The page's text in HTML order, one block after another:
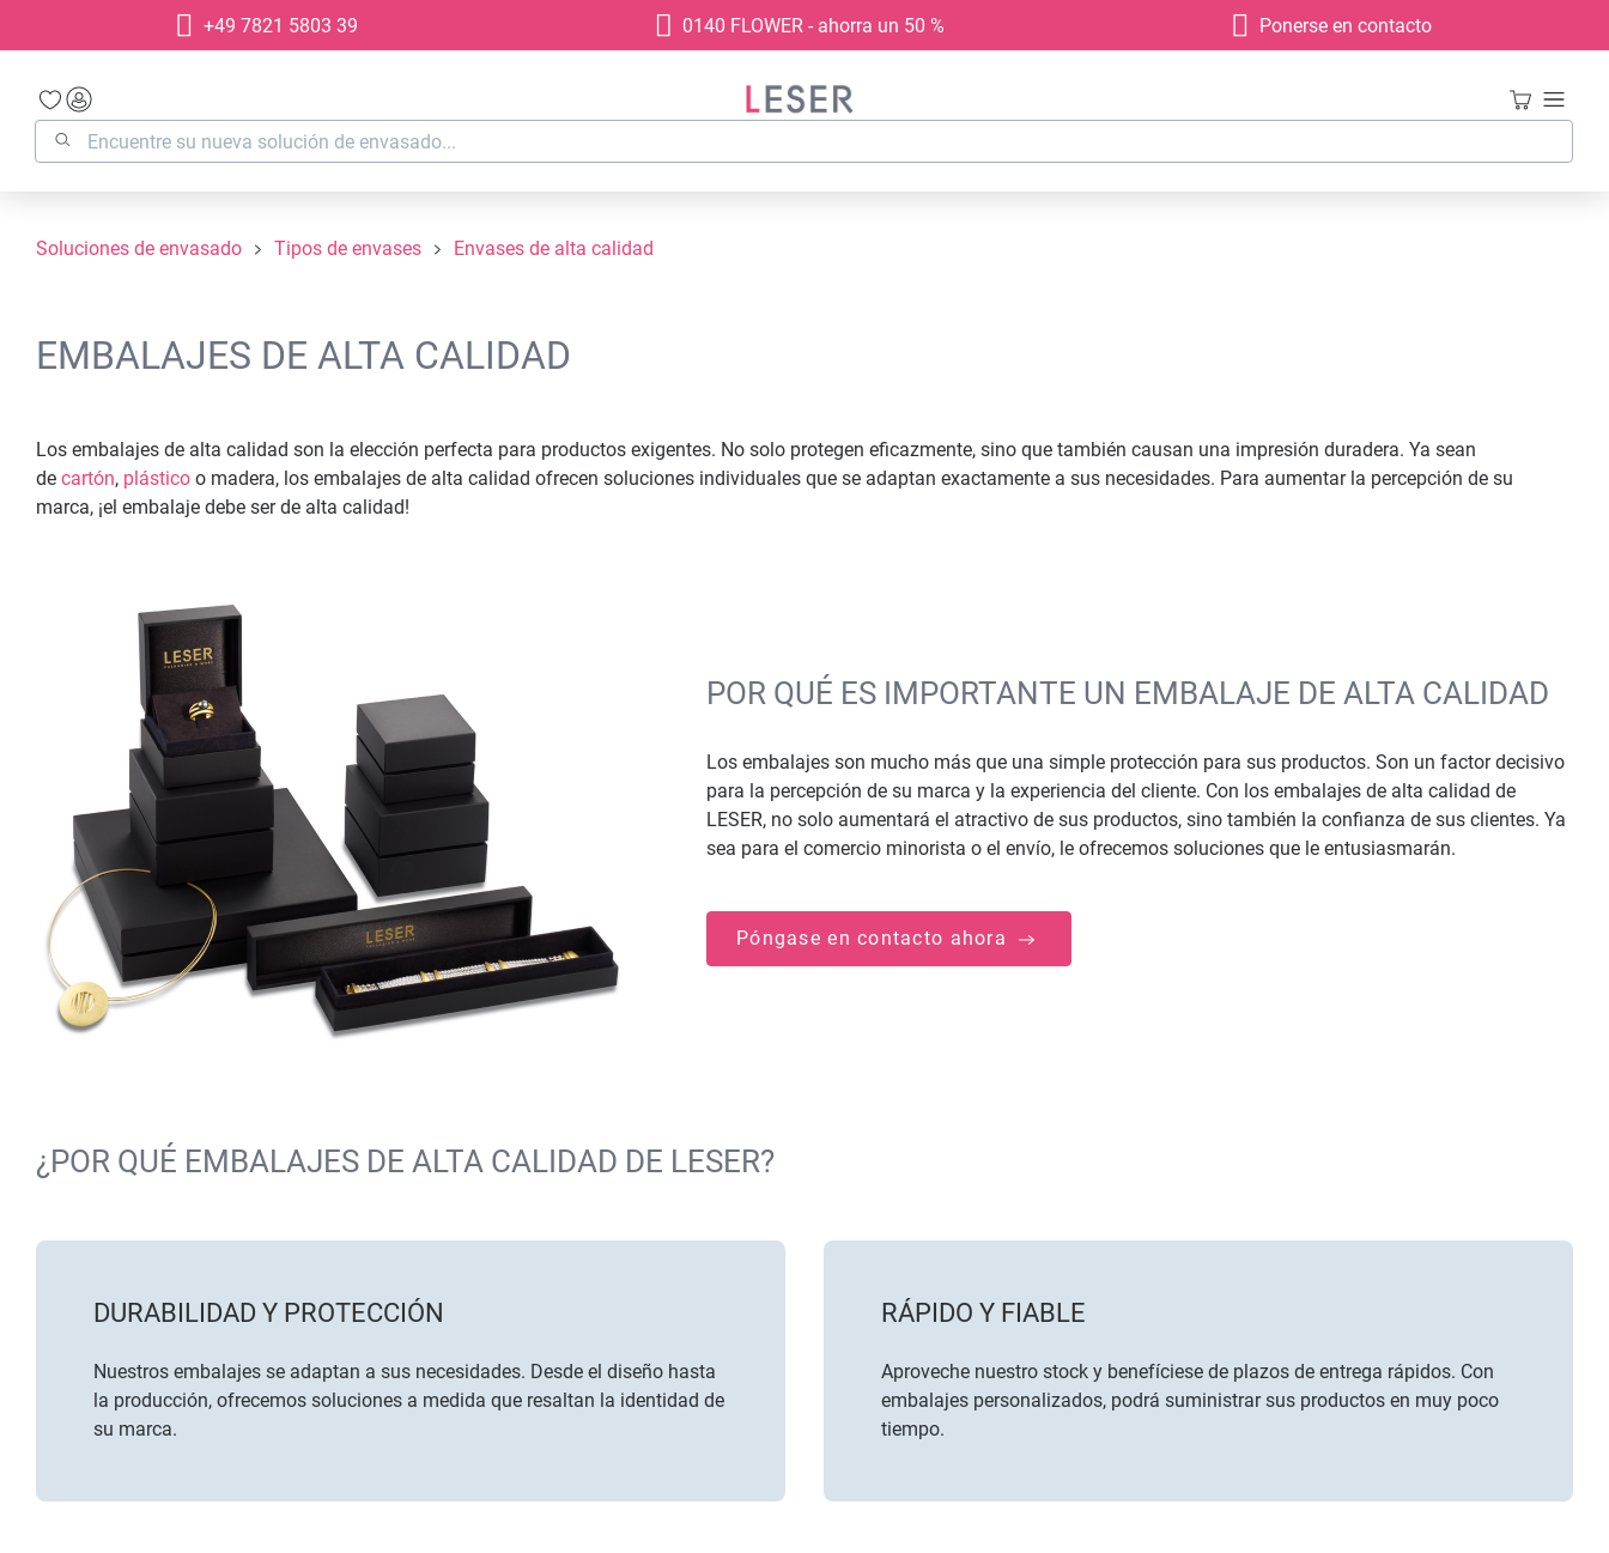
Saltar a la navegación principal
+49 7821 5803 39 0140 FLOWER - ahorra un 50 % Ponerse en contacto
Soluciones de envasado Tipos de envases Envases de alta calidad
EMBALAJES DE ALTA CALIDAD
Los embalajes de alta calidad son la elección perfecta para productos exigentes. No solo protegen eficazmente, sino que también causan una impresión duradera. Ya sean
de cartón, plástico o madera, los embalajes de alta calidad ofrecen soluciones individuales que se adaptan exactamente a sus necesidades. Para aumentar la percepción de su
marca, ¡el embalaje debe ser de alta calidad!
POR QUÉ ES IMPORTANTE UN EMBALAJE DE ALTA CALIDAD
Los embalajes son mucho más que una simple protección para sus productos. Son un factor decisivo
para la percepción de su marca y la experiencia del cliente. Con los embalajes de alta calidad de
LESER, no solo aumentará el atractivo de sus productos, sino también la confianza de sus clientes. Ya
sea para el comercio minorista o el envío, le ofrecemos soluciones que le entusiasmarán.
Póngase en contacto ahora
¿POR QUÉ EMBALAJES DE ALTA CALIDAD DE LESER?
DURABILIDAD Y PROTECCIÓN
Nuestros embalajes se adaptan a sus necesidades. Desde el diseño hasta
la producción, ofrecemos soluciones a medida que resaltan la identidad de
su marca.
RÁPIDO Y FIABLE
Aproveche nuestro stock y benefíciese de plazos de entrega rápidos. Con
embalajes personalizados, podrá suministrar sus productos en muy poco
tiempo.